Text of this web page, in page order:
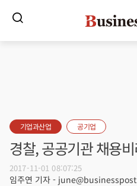
기업과산업 공기업
경찰, 공공기관 채용
2017-11-01 08:07:25
임주연 기자 -